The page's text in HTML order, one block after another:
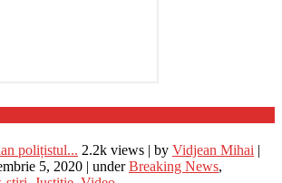
polițistul... 2.2k views | by Vidjean Mihai |
5, 2020 | underBreaking News,